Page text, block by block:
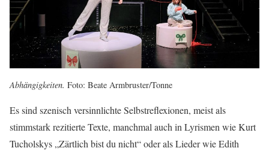
Abhängigkeiten. Foto: Beate Armbruster/Tonne
Es sind szenisch versinnlichte Selbstreflexionen, meist als
stimmstark rezitierte Texte, manchmal auch in Lyrismen wie Kurt
Tucholskys „Zärtlich bist du nicht“ oder als Lieder wie Edith